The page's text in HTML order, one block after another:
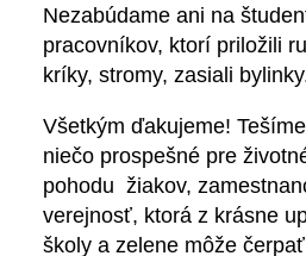
Nezabúdame ani na
pracovníkov, ktorí priložili
kríky, stromy, zasiali
Všetkým ďakujeme!
niečo prospešné pre
pohodu žiakov,
verejnosť, ktorá z krásne
školy a zelene môže